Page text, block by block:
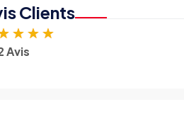
Clients
★ ★ ★
Avis